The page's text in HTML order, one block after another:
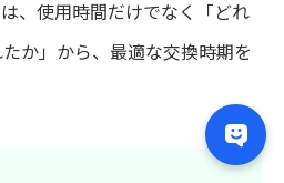
、使用時間だけでなく「どれ
か」から、最適な交換時期を